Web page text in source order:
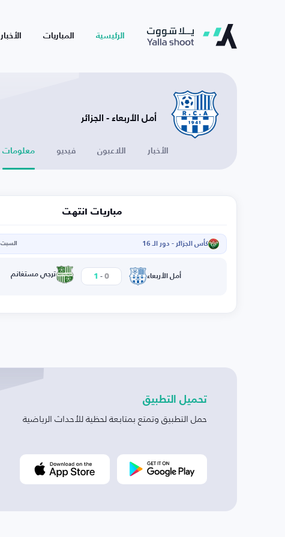
الرئيسية المباريات الأخبار
أمل الأربعاء - الجزائر
الأخبار اللاعبون فيديو معلومات
مباريات انتهت
كأس الجزائر - دور الـ 16 السبت 13-12-2025
أمل الأربعاء 0
-
1 ترجي مستغانم
تحميل التطبيق
حمل التطبيق وتمتع بمتابعة لحظية للأحداث الرياضية